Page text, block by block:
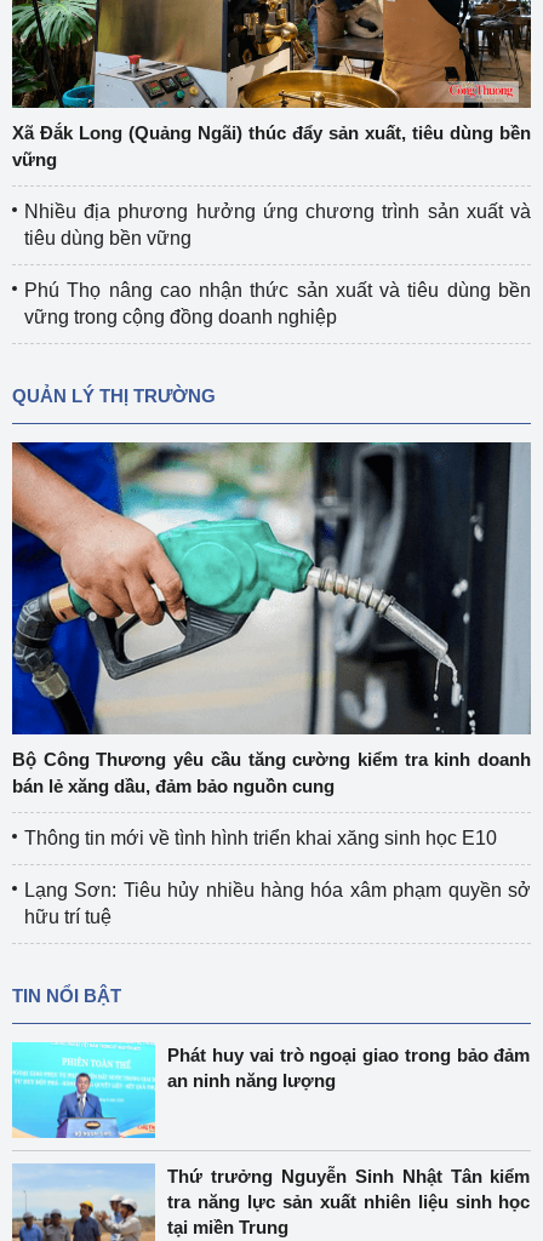
Xã Đắk Long (Quảng Ngãi) thúc đẩy sản xuất, tiêu dùng bền
vững
Nhiều địa phương hưởng ứng chương trình sản xuất và
tiêu dùng bền vững
Phú Thọ nâng cao nhận thức sản xuất và tiêu dùng bền
vững trong cộng đồng doanh nghiệp
QUẢN LÝ THỊ TRƯỜNG
Bộ Công Thương yêu cầu tăng cường kiểm tra kinh doanh
bán lẻ xăng dầu, đảm bảo nguồn cung
Thông tin mới về tình hình triển khai xăng sinh học E10
Lạng Sơn: Tiêu hủy nhiều hàng hóa xâm phạm quyền sở
hữu trí tuệ
TIN NỔI BẬT
Phát huy vai trò ngoại giao trong bảo đảm
an ninh năng lượng
Thứ trưởng Nguyễn Sinh Nhật Tân kiểm
tra năng lực sản xuất nhiên liệu sinh học
tại miền Trung